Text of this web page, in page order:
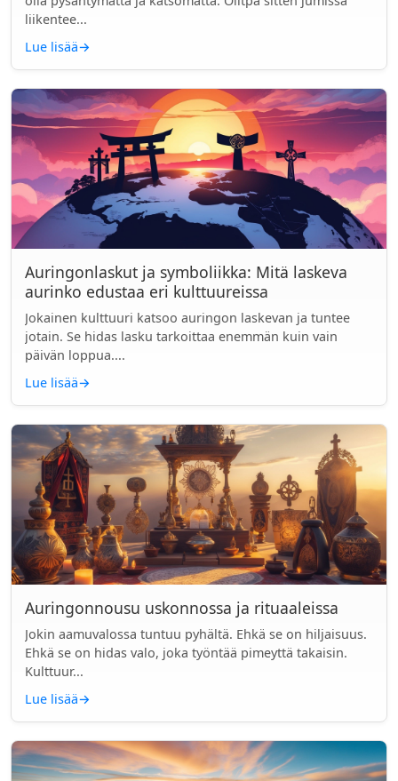
liikentee...
Lue lisää→
Auringonlaskut ja symboliikka: Mitä laskeva
aurinko edustaa eri kulttuureissa
Jokainen kulttuuri katsoo auringon laskevan ja tuntee
jotain. Se hidas lasku tarkoittaa enemmän kuin vain
päivän loppua....
Lue lisää→
Auringonnousu uskonnossa ja rituaaleissa
Jokin aamuvalossa tuntuu pyhältä. Ehkä se on hiljaisuus.
Ehkä se on hidas valo, joka työntää pimeyttä takaisin.
Kulttuur...
Lue lisää→